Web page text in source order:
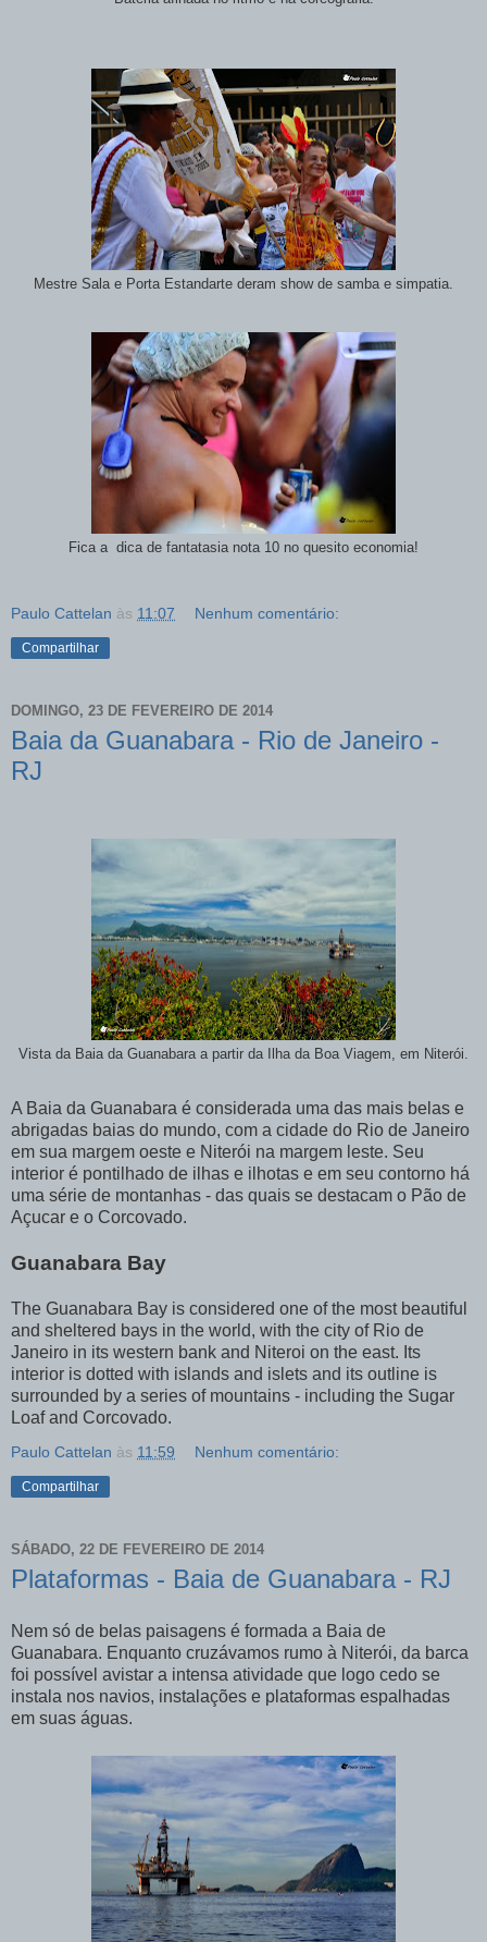
Mestre Sala e Porta Estandarte deram show de samba e simpatia.
Fica a dica de fantatasia nota 10 no quesito economia!
Paulo Cattelan às 11:07 Nenhum comentário:
Compartilhar
DOMINGO, 23 DE FEVEREIRO DE 2014
Baia da Guanabara - Rio de Janeiro -
RJ
Vista da Baia da Guanabara a partir da Ilha da Boa Viagem, em Niterói.
A Baia da Guanabara é considerada uma das mais belas e
abrigadas baias do mundo, com a cidade do Rio de Janeiro
em sua margem oeste e Niterói na margem leste. Seu
interior é pontilhado de ilhas e ilhotas e em seu contorno há
uma série de montanhas - das quais se destacam o Pão de
Açucar e o Corcovado.
Guanabara Bay
The Guanabara Bay is considered one of the most beautiful
and sheltered bays in the world, with the city of Rio de
Janeiro in its western bank and Niteroi on the east. Its
interior is dotted with islands and islets and its outline is
surrounded by a series of mountains - including the Sugar
Loaf and Corcovado.
Paulo Cattelan às 11:59 Nenhum comentário:
Compartilhar
SÁBADO, 22 DE FEVEREIRO DE 2014
Plataformas - Baia de Guanabara - RJ
Nem só de belas paisagens é formada a Baia de
Guanabara. Enquanto cruzávamos rumo à Niterói, da barca
foi possível avistar a intensa atividade que logo cedo se
instala nos navios, instalações e plataformas espalhadas
em suas águas.